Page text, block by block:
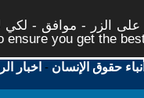
الزر - موافق - لكي
you get the
حقوق الإنسان - اخبار